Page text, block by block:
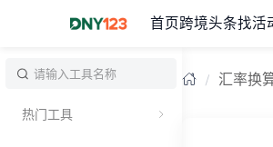
首页 跨境头条找活
热门工具
汇率换